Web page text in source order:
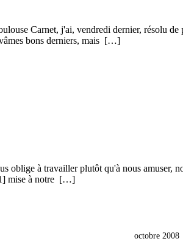
Carnet, j'ai, vendredi dernier, résolu
bons derniers, mais […]
oblige à travailler plutôt qu'à nous
mise à notre […]
octobre 2008